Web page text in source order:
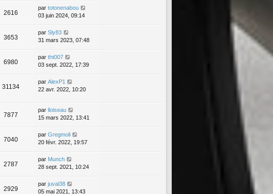
2616
par totonenabou
03 juin 2024, 09:14
3653
par Sly83
31 mars 2023, 07:48
6980
par tht007
03 sept. 2022, 17:39
31134
par AlexP1
22 avr. 2022, 10:20
7877
par lloiseau
15 mars 2022, 13:41
7040
par Gregmoli
20 févr. 2022, 19:57
2787
par Munch
28 sept. 2021, 10:24
2929
par juval38
05 mai 2021, 13:43